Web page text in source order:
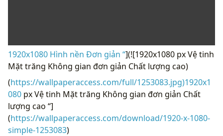
1920x1080 Hình nền Đơn giản “](![1920x1080 px Vệ tinh
Mặt trăng Không gian đơn giản Chất lượng cao)
(https://wallpaperaccess.com/full/1253083.jpg)1920x1
080 px Vệ tinh Mặt trăng Không gian đơn giản Chất
lượng cao “]
(https://wallpaperaccess.com/download/1920-x-1080-
simple-1253083)